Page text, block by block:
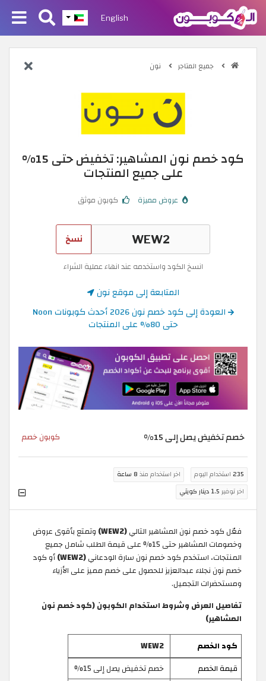
English
جميع المتاجر نون
كود خصم نون المشاهير: تخفيض حتى 15%
على جميع المنتجات
عروض مميزة كوبون موثق
نسخ
انسخ الكود واستخدمه عند انهاء عملية الشراء
المتابعة إلى موقع نون
العودة إلى كود خصم نون 2026 أحدث كوبونات Noon
حتى 80% على المنتجات
خصم تخفيض يصل إلى 15% كوبون خصم
235 استخدام اليوم اخر استخدام منذ 8 ساعة
اخر توفير 1.5 دينار كويتي
فعّل كود خصم نون المشاهير التالي(WEW2)
وتمتع بأقوى عروض
وخصومات المشاهير حتى 15% على قيمة الطلب شامل جميع
المنتجات، استخدم كود خصم نون سارة الودعاني(WEW2)
أو كود
خصم نون نجلاء عبدالعزيز للحصول على خصم مميز على الأزياء
ومستحضرات التجميل.
تفاصيل العرض وشروط استخدام الكوبون (كود خصم نون
المشاهير)
كود الخصم
WEW2
قيمة الخصم
خصم تخفيض يصل إلى 15%